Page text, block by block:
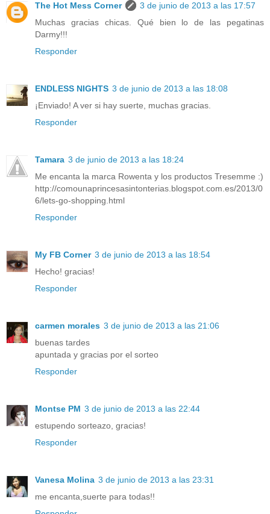
The Hot Mess Corner
3 de junio de 2013 a las 17:57
Muchas gracias chicas. Qué bien lo de las pegatinas
Darmy!!!
Responder
ENDLESS NIGHTS 3 de junio de 2013 a las 18:08
¡Enviado! A ver si hay suerte, muchas gracias.
Responder
Tamara 3 de junio de 2013 a las 18:24
Me encanta la marca Rowenta y los productos Tresemme :)
http://comounaprincesasintonterias.blogspot.com.es/2013/0
6/lets-go-shopping.html
Responder
My FB Corner 3 de junio de 2013 a las 18:54
Hecho! gracias!
Responder
carmen morales 3 de junio de 2013 a las 21:06
buenas tardes
apuntada y gracias por el sorteo
Responder
Montse PM 3 de junio de 2013 a las 22:44
estupendo sorteazo, gracias!
Responder
Vanesa Molina 3 de junio de 2013 a las 23:31
me encanta,suerte para todas!!